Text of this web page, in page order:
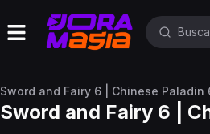
Sword and Fairy 6 | Chinese Paladin
Sword and Fairy 6 |